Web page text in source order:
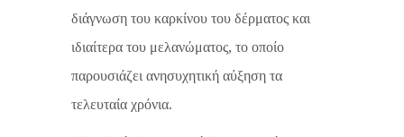
διάγνωση του καρκίνου του δέρματος και
ιδιαίτερα του μελανώματος, το οποίο
παρουσιάζει ανησυχητική αύξηση τα
τελευταία χρόνια.